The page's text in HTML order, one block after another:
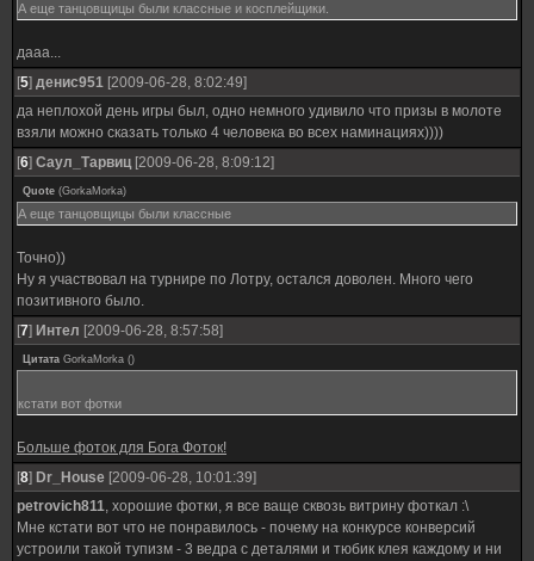
А еще танцовщицы были классные и косплейщики.
дааа...
[5] денис951 [2009-06-28, 8:02:49]
да неплохой день игры был, одно немного удивило что призы в молоте
взяли можно сказать только 4 человека во всех наминациях))))
[6] Саул_Тарвиц[2009-06-28, 8:09:12]
Quote (GorkaMorka)
А еще танцовщицы были классные
Точно))
Ну я участвовал на турнире по Лотру, остался доволен. Много чего
позитивного было.
[7] Интел [2009-06-28, 8:57:58]
Цитата GorkaMorka ()
кстати вот фотки
Больше фоток для Бога Фоток!
[8] Dr_House [2009-06-28, 10:01:39]
petrovich811, хорошие фотки, я все ваще сквозь витрину фоткал :\
Мне кстати вот что не понравилось - почему на конкурсе конверсий
устроили такой тупизм - 3 ведра с деталями и тюбик клея каждому и ни